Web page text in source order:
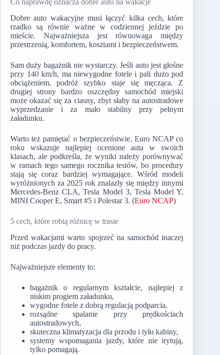
Co naprawdę oznacza dobre auto na wakacje
Dobre auto wakacyjne musi łączyć kilka cech, które
rzadko są równie ważne w codziennej jeździe po
mieście. Najważniejsza jest równowaga między
przestrzenią, komfortem, kosztami i bezpieczeństwem.
Sam duży bagażnik nie wystarczy. Jeśli auto jest głośne
przy 140 km/h, ma niewygodne fotele i pali dużo pod
obciążeniem, podróż szybko staje się męcząca. Z
drugiej strony bardzo oszczędny samochód miejski
może okazać się za ciasny, zbyt słaby na autostradowe
wyprzedzanie i za mało stabilny przy pełnym
załadunku.
Warto też pamiętać o bezpieczeństwie. Euro NCAP co
roku wskazuje najlepiej ocenione auta w swoich
klasach, ale podkreśla, że wyniki należy porównywać
w ramach tego samego rocznika testów, bo procedury
stają się coraz bardziej wymagające. Wśród modeli
wyróżnionych za 2025 rok znalazły się między innymi
Mercedes-Benz CLA, Tesla Model 3, Tesla Model Y,
MINI Cooper E, Smart #5 i Polestar 3. (Euro NCAP)
5 cech, które robią różnicę w trasie
Przed wakacjami warto spojrzeć na samochód inaczej
niż podczas jazdy do pracy.
Najważniejsze elementy to:
bagażnik o regularnym kształcie, najlepiej z
niskim progiem załadunku,
wygodne fotele z dobrą regulacją podparcia,
rozsądne spalanie przy prędkościach
autostradowych,
skuteczna klimatyzacja dla przodu i tyłu kabiny,
systemy wspomagania jazdy, które nie irytują,
tylko pomagają.